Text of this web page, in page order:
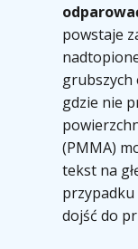
powstaje
grubszych
gdzie nie
(PMMA)
tekst na
przypadku
dojść do